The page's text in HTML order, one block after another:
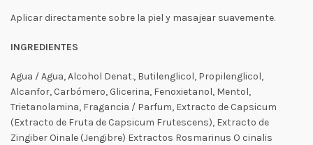
Aplicar directamente sobre la piel y masajear suavemente.
INGREDIENTES
Agua / Agua, Alcohol Denat., Butilenglicol, Propilenglicol,
Alcanfor, Carbómero, Glicerina, Fenoxietanol, Mentol,
Trietanolamina, Fragancia / Parfum, Extracto de Capsicum
(Extracto de Fruta de Capsicum Frutescens), Extracto de
Zingiber Oinale (Jengibre) Extractos Rosmarinus O cinalis